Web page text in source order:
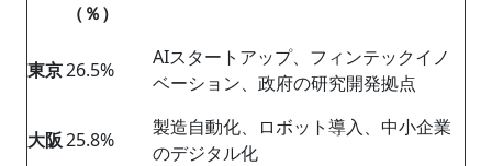
（％）
東京26.5%
AIスタートアップ、フィンテックイノ
ベーション、政府の研究開発拠点
大阪25.8%
製造自動化、ロボット導入、中小企業
のデジタル化